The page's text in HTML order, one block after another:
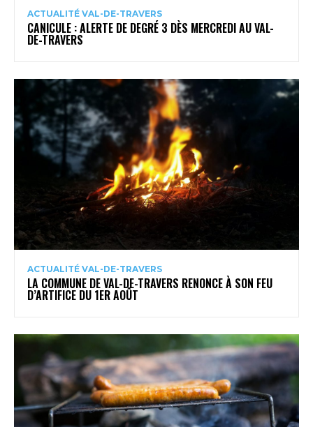
ACTUALITÉ VAL-DE-TRAVERS
CANICULE : ALERTE DE DEGRÉ 3 DÈS MERCREDI AU VAL-
DE-TRAVERS
ACTUALITÉ VAL-DE-TRAVERS
LA COMMUNE DE VAL-DE-TRAVERS RENONCE À SON FEU
D’ARTIFICE DU 1ER AOÛT